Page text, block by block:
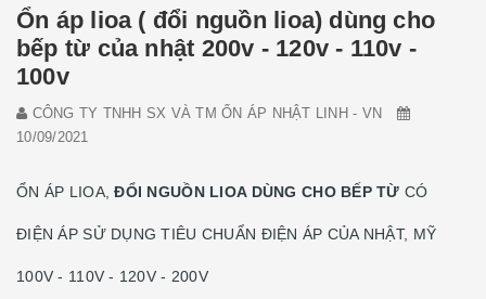
Ổn áp lioa ( đổi nguồn lioa) dùng cho
bếp từ của nhật 200v - 120v - 110v -
100v
CÔNG TY TNHH SX VÀ TM ỔN ÁP NHẬT LINH - VN
10/09/2021
ỔN ÁP LIOA,ĐỔI NGUỒN LIOA DÙNG CHO BẾP TỪ CÓ
ĐIỆN ÁP SỬ DỤNG TIÊU CHUẨN ĐIỆN ÁP CỦA NHẬT, MỸ
100V - 110V - 120V - 200V